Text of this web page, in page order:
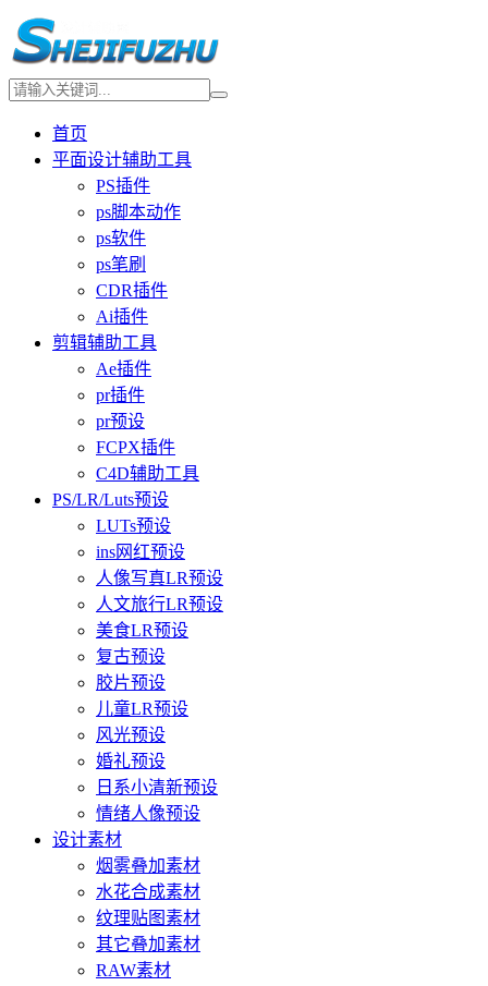
首页
平面设计辅助工具
PS插件
ps脚本动作
ps软件
ps笔刷
CDR插件
Ai插件
剪辑辅助工具
Ae插件
pr插件
pr预设
FCPX插件
C4D辅助工具
PS/LR/Luts预设
LUTs预设
ins网红预设
人像写真LR预设
人文旅行LR预设
美食LR预设
复古预设
胶片预设
儿童LR预设
风光预设
婚礼预设
日系小清新预设
情绪人像预设
设计素材
烟雾叠加素材
水花合成素材
纹理贴图素材
其它叠加素材
RAW素材